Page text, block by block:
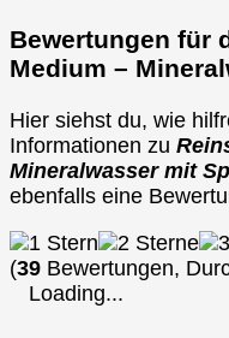
Bewertungen für
Medium –
Hier siehst du, wie
Informationen zu
Mineralwasser mit
ebenfalls eine
(39 Bewertungen,
Loading...